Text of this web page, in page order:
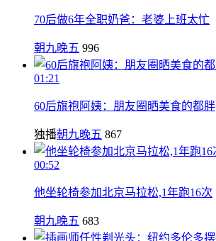
70后做6年全职奶爸：老婆上班太忙
朝九晚五 996
01:21
60后旗袍阿姨：朋友圈晒美食的都胖
独播朝九晚五 867
00:52
他坐轮椅参加北京马拉松,1年跑16次
朝九晚五 683